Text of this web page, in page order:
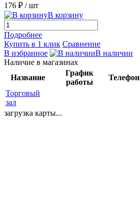
176 ₽ / шт
В корзину
Подробнее
Купить в 1 клик Сравнение
В избранное
В наличии
Наличие в магазинах
Название
График
работы
Телефон
Торговый
зал
загрузка карты...